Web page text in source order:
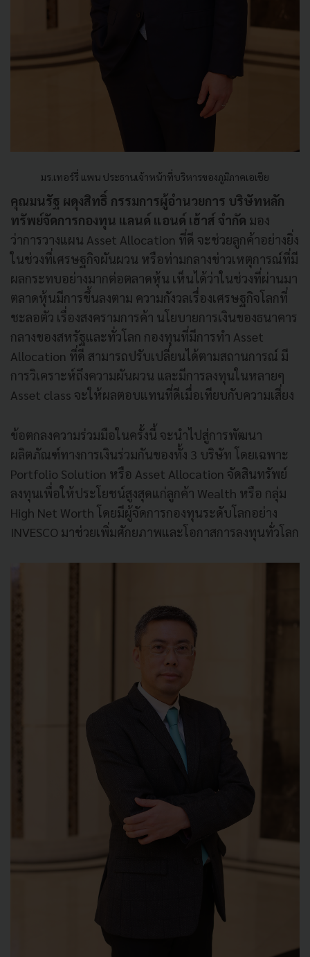
มร.เทอร์รี่ แพน ประธานเจ้าหน้าที่บริหารของภูมิภาคเอเชีย
คุณมนรัฐ ผดุงสิทธิ์ กรรมการผู้อำนวยการ บริษัทหลัก
ทรัพย์จัดการกองทุน แลนด์ แอนด์ เฮ้าส์ จำกัด มอง
ว่าการวางแผน Asset Allocation ที่ดี จะช่วยลูกค้าอย่างยิ่ง
ในช่วงที่เศรษฐกิจผันผวน หรือท่ามกลางข่าวเหตุการณ์ที่มี
ผลกระทบอย่างมากต่อตลาดหุ้น เห็นได้ว่าในช่วงที่ผ่านมา
ตลาดหุ้นมีการขึ้นลงตาม ความกังวลเรื่องเศรษฐกิจโลกที่
ชะลอตัว เรื่องสงครามการค้า นโยบายการเงินของธนาคาร
กลางของสหรัฐและทั่วโลก กองทุนที่มีการทำ Asset
Allocation ที่ดี สามารถปรับเปลี่ยนได้ตามสถานการณ์ มี
การวิเคราะห์ถึงความผันผวน และมีการลงทุนในหลายๆ
Asset class จะให้ผลตอบแทนที่ดีเมื่อเทียบกับความเสี่ยง
ข้อตกลงความร่วมมือในครั้งนี้ จะนำไปสู่การพัฒนา
ผลิตภัณฑ์ทางการเงินร่วมกันของทั้ง 3 บริษัท โดยเฉพาะ
Portfolio Solution หรือ Asset Allocation จัดสินทรัพย์
ลงทุนเพื่อให้ประโยชน์สูงสุดแก่ลูกค้า Wealth หรือ กลุ่ม
High Net Worth โดยมีผู้จัดการกองทุนระดับโลกอย่าง
INVESCO มาช่วยเพิ่มศักยภาพและโอกาสการลงทุนทั่วโลก